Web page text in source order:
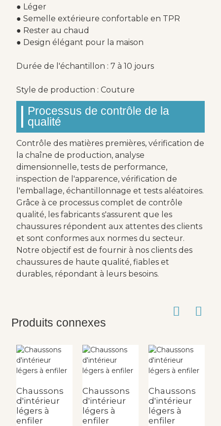
● Léger
● Semelle extérieure confortable en TPR
● Rester au chaud
● Design élégant pour la maison
Durée de l'échantillon : 7 à 10 jours
Style de production : Couture
Processus de contrôle de la
qualité
Contrôle des matières premières, vérification de
la chaîne de production, analyse
dimensionnelle, tests de performance,
inspection de l'apparence, vérification de
l'emballage, échantillonnage et tests aléatoires.
Grâce à ce processus complet de contrôle
qualité, les fabricants s'assurent que les
chaussures répondent aux attentes des clients
et sont conformes aux normes du secteur.
Notre objectif est de fournir à nos clients des
chaussures de haute qualité, fiables et
durables, répondant à leurs besoins.
Produits connexes
Chaussons
d'intérieur
légers à
enfiler
Chaussons
d'intérieur
légers à
enfiler
Chaussons
d'intérieur
légers à
enfiler